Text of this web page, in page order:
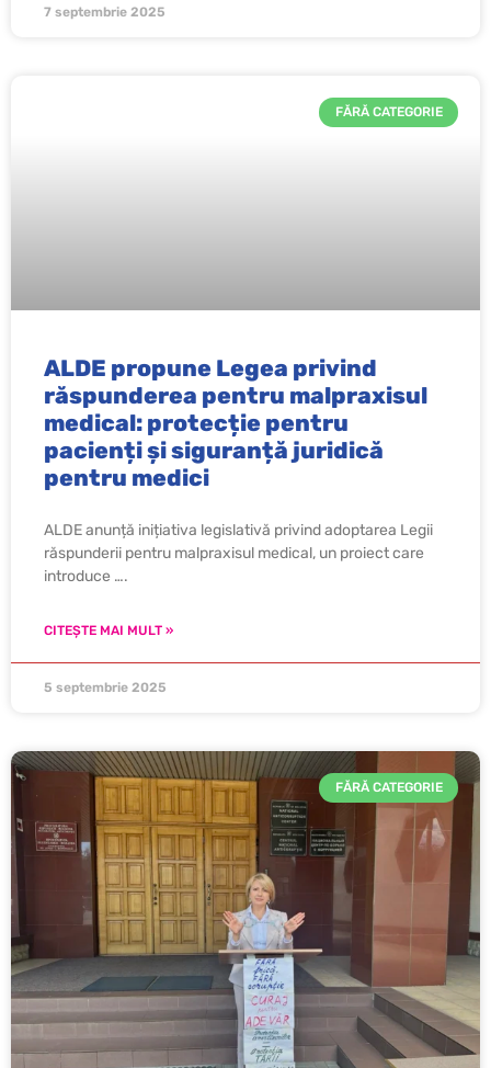
7 septembrie 2025
FĂRĂ CATEGORIE
ALDE propune Legea privind
răspunderea pentru malpraxisul
medical: protecție pentru
pacienți și siguranță juridică
pentru medici
ALDE anunță inițiativa legislativă privind adoptarea Legii
răspunderii pentru malpraxisul medical, un proiect care
introduce ….
CITEȘTE MAI MULT »
5 septembrie 2025
FĂRĂ CATEGORIE